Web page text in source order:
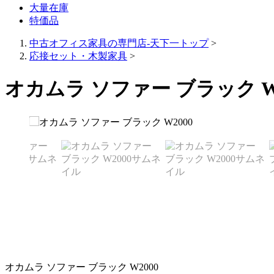
大量在庫
特価品
中古オフィス家具の専門店-天下一トップ>
応接セット・木製家具 >
オカムラ ソファー ブラック
オカムラ ソファー ブラック W2000